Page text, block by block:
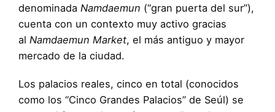
denominada Namdaemun (“gran puerta del sur”),
cuenta con un contexto muy activo gracias
al Namdaemun Market, el más antiguo y mayor
mercado de la ciudad.
Los palacios reales, cinco en total (conocidos
como los “Cinco Grandes Palacios” de Seúl) se